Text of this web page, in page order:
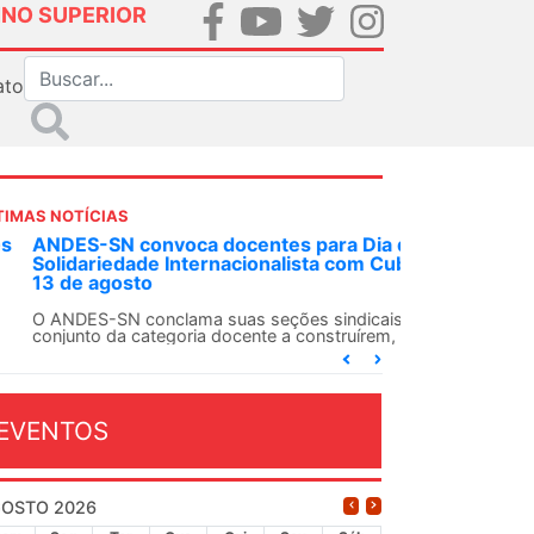
SUPERIOR
NOTÍCIAS
SN convoca docentes para Dia de
Internacionalista com Cuba em
de agosto
ANDES-SN conclama suas seções sindicais e o
da categoria docente a construírem, no